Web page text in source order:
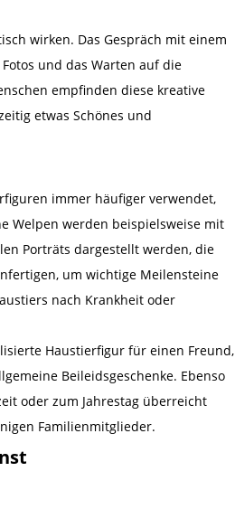
wirken. Das Gespräch mit einem
und das Warten auf die
empfinden diese kreative
etwas Schönes und
immer häufiger verwendet,
Welpen werden beispielsweise mit
Porträts dargestellt werden, die
um wichtige Meilensteine
nach Krankheit oder
Haustierfigur für einen Freund,
Beileidsgeschenke. Ebenso
oder zum Jahrestag überreicht
Familienmitglieder.